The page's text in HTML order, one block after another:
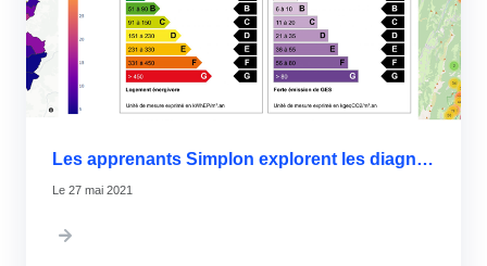
Les apprenants Simplon explorent les diagnostics de performance énergétique
27 mai 2021